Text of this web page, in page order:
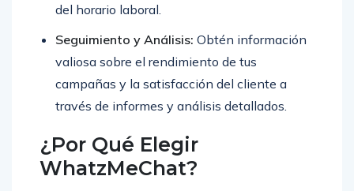
del horario laboral.
Seguimiento y Análisis: Obtén información
valiosa sobre el rendimiento de tus
campañas y la satisfacción del cliente a
través de informes y análisis detallados.
¿Por Qué Elegir
WhatzMeChat?